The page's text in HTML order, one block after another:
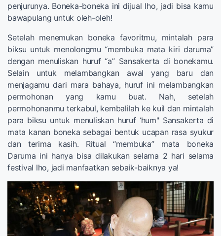
penjurunya. Boneka-boneka ini dijual lho, jadi bisa kamu
bawapulang untuk oleh-oleh!
Setelah menemukan boneka favoritmu, mintalah para
biksu untuk menolongmu “membuka mata kiri daruma”
dengan menuliskan huruf “a” Sansakerta di bonekamu.
Selain untuk melambangkan awal yang baru dan
menjagamu dari mara bahaya, huruf ini melambangkan
permohonan yang kamu buat. Nah, setelah
permohonanmu terkabul, kembalilah ke kuil dan mintalah
para biksu untuk menuliskan huruf ‘hum" Sansakerta di
mata kanan boneka sebagai bentuk ucapan rasa syukur
dan terima kasih. Ritual “membuka” mata boneka
Daruma ini hanya bisa dilakukan selama 2 hari selama
festival lho, jadi manfaatkan sebaik-baiknya ya!